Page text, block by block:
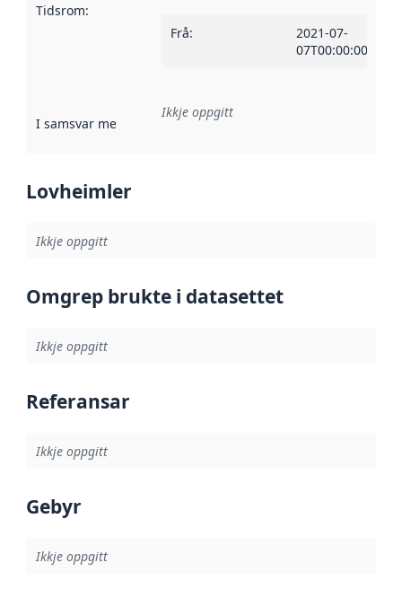
Tidsrom:
Frå:
2021-07-
07T00:00:00Z
I samsvar med Referanse til ei implementeringsregel eller
Ikkje oppgitt
Lovheimler
Ikkje oppgitt
Omgrep brukte i datasettet
Ikkje oppgitt
Referansar
Ikkje oppgitt
Gebyr
Ikkje oppgitt